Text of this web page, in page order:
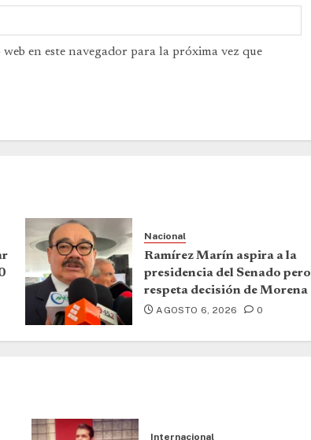
en este navegador para la próxima vez que
Nacional
Ramírez Marín aspira a la
presidencia del Senado pero
respeta decisión de Morena
AGOSTO 6, 2026 0
Internacional